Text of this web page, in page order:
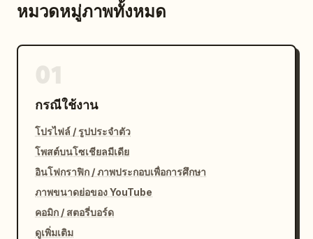
หมวดหมู่ภาพทั้งหมด
กรณีใช้งาน
โปรไฟล์ / รูปประจำตัว
โพสต์บนโซเชียลมีเดีย
อินโฟกราฟิก / ภาพประกอบเพื่อการศึกษา
ภาพขนาดย่อของ YouTube
คอมิก / สตอรี่บอร์ด
ดูเพิ่มเติม